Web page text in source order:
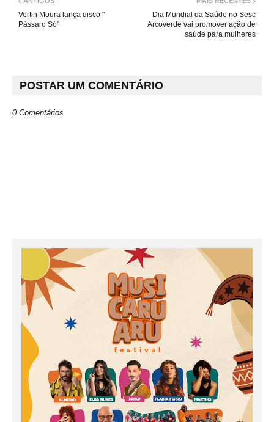
Dia Mundial da Saúde no Sesc
Arcoverde vai promover ação de
saúde para mulheres
Vertin Moura lança disco "
Pássaro Só"
POSTAR UM COMENTÁRIO
0 Comentários